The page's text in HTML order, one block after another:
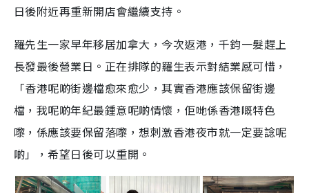
日後附近再重新開店會繼續支持。
羅先生一家早年移居加拿大，今次返港，千鈞一髮趕上
長發最後營業日。正在排隊的羅生表示對結業感可惜，
「香港呢啲街邊檔愈來愈少，其實香港應該保留街邊
檔，我呢啲年紀最鍾意呢啲情懷，佢哋係香港嘅特色
嚟，係應該要保留落嚟，想刺激香港夜市就一定要諗呢
啲」，希望日後可以重開。